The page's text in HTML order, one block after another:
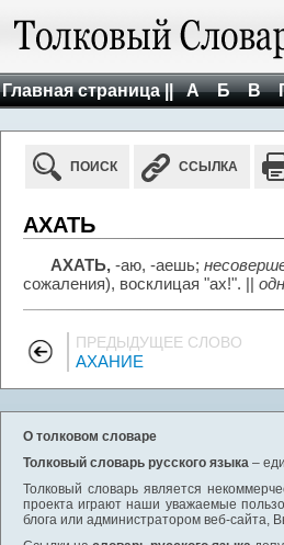
Главная страница || А Б В
ПОИСК ССЫЛКА
АХАТЬ
АХАТЬ, -аю, -аешь;
сожаления), восклицая "ах!". ||
ПРЕДЫДУЩЕЕ СЛОВО
АХАНИЕ
О толковом словаре
Толковый словарь русского языка –
Толковый словарь является
проекта играют наши уважаемые
блога или администратором веб-сайта,